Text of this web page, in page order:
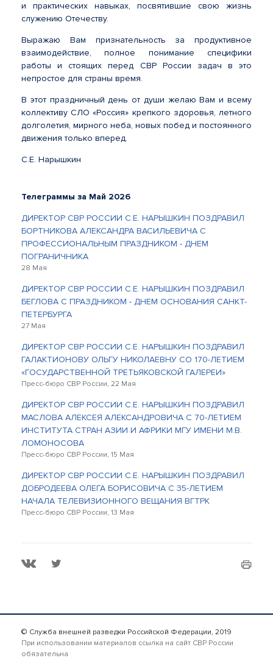
и практических навыках, посвятившие свою жизнь
служению Отечеству.
Выражаю Вам признательность за продуктивное
взаимодействие, полное понимание специфики
работы и стоящих перед СВР России задач в это
непростое для страны время.
В этот праздничный день от души желаю Вам и всему
коллективу СЛО «Россия» крепкого здоровья, летного
долголетия, мирного неба, новых побед и постоянного
движения только вперед.
С.Е. Нарышкин
Телеграммы за Май 2026
ДИРЕКТОР СВР РОССИИ С.Е. НАРЫШКИН ПОЗДРАВИЛ
БОРТНИКОВА АЛЕКСАНДРА ВАСИЛЬЕВИЧА С
ПРОФЕССИОНАЛЬНЫМ ПРАЗДНИКОМ - ДНЕМ
ПОГРАНИЧНИКА
28 Мая
ДИРЕКТОР СВР РОССИИ С.Е. НАРЫШКИН ПОЗДРАВИЛ
БЕГЛОВА С ПРАЗДНИКОМ - ДНЕМ ОСНОВАНИЯ САНКТ-
ПЕТЕРБУРГА
27 Мая
ДИРЕКТОР СВР РОССИИ С.Е. НАРЫШКИН ПОЗДРАВИЛ
ГАЛАКТИОНОВУ ОЛЬГУ НИКОЛАЕВНУ СО 170-ЛЕТИЕМ
«ГОСУДАРСТВЕННОЙ ТРЕТЬЯКОВСКОЙ ГАЛЕРЕИ»
Пресс-бюро СВР России, 22 Мая
ДИРЕКТОР СВР РОССИИ С.Е. НАРЫШКИН ПОЗДРАВИЛ
МАСЛОВА АЛЕКСЕЯ АЛЕКСАНДРОВИЧА С 70-ЛЕТИЕМ
ИНСТИТУТА СТРАН АЗИИ И АФРИКИ МГУ ИМЕНИ М.В.
ЛОМОНОСОВА
Пресс-бюро СВР России, 15 Мая
ДИРЕКТОР СВР РОССИИ С.Е. НАРЫШКИН ПОЗДРАВИЛ
ДОБРОДЕЕВА ОЛЕГА БОРИСОВИЧА С 35-ЛЕТИЕМ
НАЧАЛА ТЕЛЕВИЗИОННОГО ВЕЩАНИЯ ВГТРК
Пресс-бюро СВР России, 13 Мая
© Служба внешней разведки Российской Федерации, 2019
При использовании материалов ссылка на сайт СВР России
обязательна